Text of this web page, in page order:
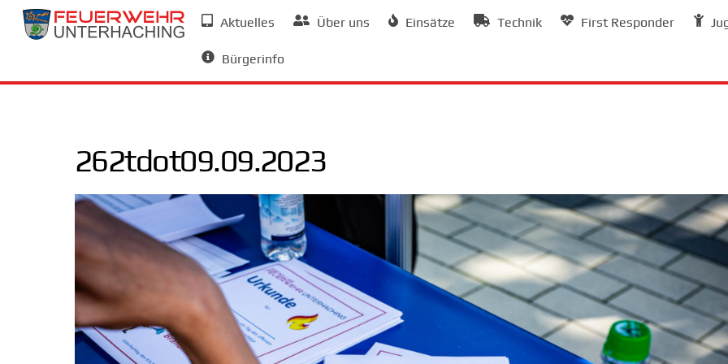
Skip
Aktuelles Über uns Einsätze Technik First Responder
Bürgerinfo
262tdot09.09.2023